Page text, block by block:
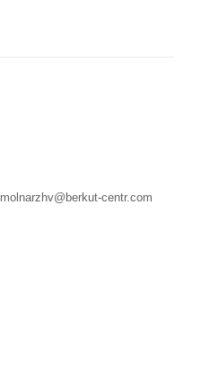
molnarzhv@berkut-centr.com